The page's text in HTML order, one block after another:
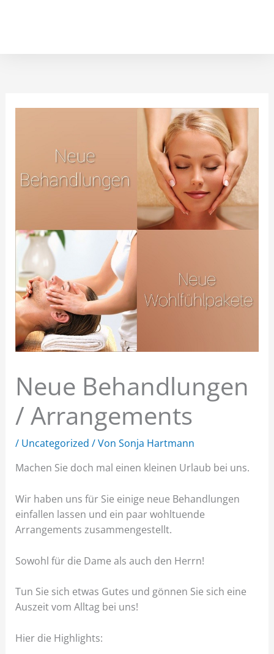
Neue Behandlungen
/ Arrangements
/ Uncategorized / Von Sonja Hartmann
Machen Sie doch mal einen kleinen Urlaub bei uns.
Wir haben uns für Sie einige neue Behandlungen
einfallen lassen und ein paar wohltuende
Arrangements zusammengestellt.
Sowohl für die Dame als auch den Herrn!
Tun Sie sich etwas Gutes und gönnen Sie sich eine
Auszeit vom Alltag bei uns!
Hier die Highlights: